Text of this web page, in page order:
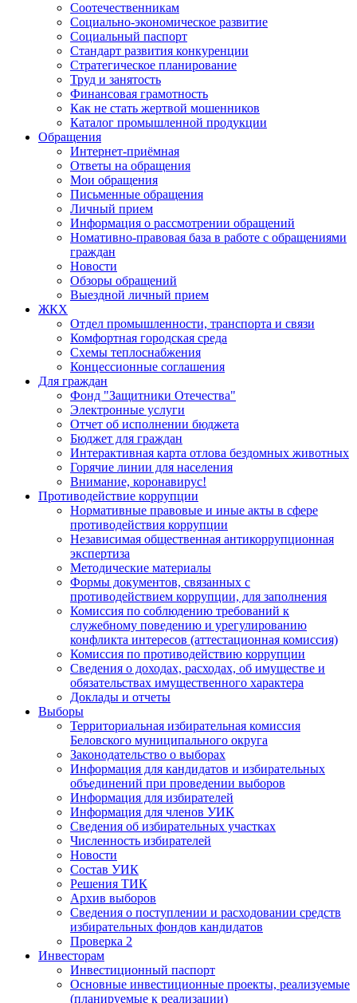
Соотечественникам
Социально-экономическое развитие
Социальный паспорт
Стандарт развития конкуренции
Стратегическое планирование
Труд и занятость
Финансовая грамотность
Как не стать жертвой мошенников
Каталог промышленной продукции
Обращения
Интернет-приёмная
Ответы на обращения
Мои обращения
Письменные обращения
Личный прием
Информация о рассмотрении обращений
Номативно-правовая база в работе с обращениями
граждан
Новости
Обзоры обращений
Выездной личный прием
ЖКХ
Отдел промышленности, транспорта и связи
Комфортная городская среда
Схемы теплоснабжения
Концессионные соглашения
Для граждан
Фонд "Защитники Отечества"
Электронные услуги
Отчет об исполнении бюджета
Бюджет для граждан
Интерактивная карта отлова бездомных животных
Горячие линии для населения
Внимание, коронавирус!
Противодействие коррупции
Нормативные правовые и иные акты в сфере
противодействия коррупции
Независимая общественная антикоррупционная
экспертиза
Методические материалы
Формы документов, связанных с
противодействием коррупции, для заполнения
Комиссия по соблюдению требований к
служебному поведению и урегулированию
конфликта интересов (аттестационная комиссия)
Комиссия по противодействию коррупции
Сведения о доходах, расходах, об имуществе и
обязательствах имущественного характера
Доклады и отчеты
Выборы
Территориальная избирательная комиссия
Беловского муниципального округа
Законодательство о выборах
Информация для кандидатов и избирательных
объединений при проведении выборов
Информация для избирателей
Информация для членов УИК
Сведения об избирательных участках
Численность избирателей
Новости
Состав УИК
Решения ТИК
Архив выборов
Сведения о поступлении и расходовании средств
избирательных фондов кандидатов
Проверка 2
Инвесторам
Инвестиционный паспорт
Основные инвестиционные проекты, реализуемые
(планируемые к реализации)